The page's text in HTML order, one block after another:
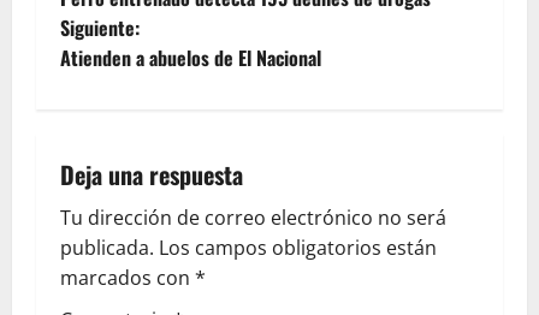
Siguiente:
Atienden a abuelos de El Nacional
Deja una respuesta
Tu dirección de correo electrónico no será
publicada. Los campos obligatorios están
marcados con *